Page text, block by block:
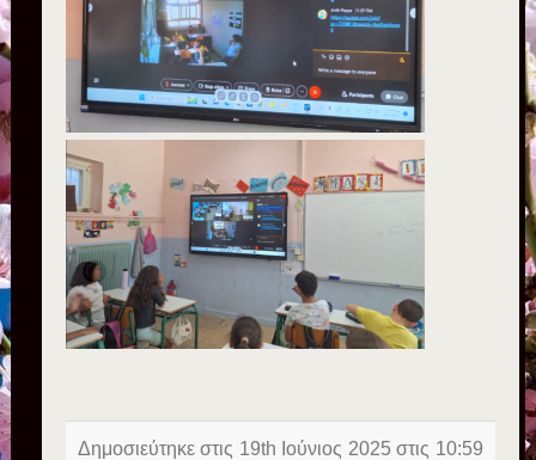
Δημοσιεύτηκε στις 19th Ιούνιος 2025 στις 10:59